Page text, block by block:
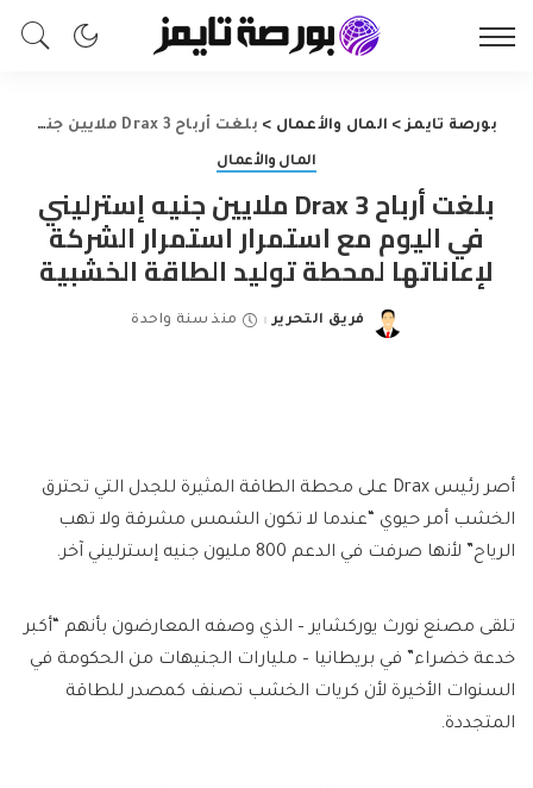
بورصة تايمز> المال والأعمال > بلغت أرباح Drax 3 ملايين جنيه إسترليني في اليوم مع استمرار استمرار الشركة لإعاناتها لمحطة توليد الطاقة الخشبية
المال والأعمال
بلغت أرباح Drax 3 ملايين جنيه إسترليني
في اليوم مع استمرار استمرار الشركة
لإعاناتها لمحطة توليد الطاقة الخشبية
Posted
فريق التحرير منذ سنة واحدة
أصر رئيس Drax على محطة الطاقة المثيرة للجدل التي تحترق
الخشب أمر حيوي “عندما لا تكون الشمس مشرقة ولا تهب
الرياح” لأنها صرفت في الدعم 800 مليون جنيه إسترليني آخر.
تلقى مصنع نورث يوركشاير – الذي وصفه المعارضون بأنهم “أكبر
خدعة خضراء” في بريطانيا – مليارات الجنيهات من الحكومة في
السنوات الأخيرة لأن كريات الخشب تصنف كمصدر للطاقة
المتجددة.